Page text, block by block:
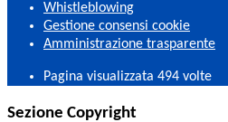
Whistleblowing
Gestione consensi cookie
Amministrazione trasparente
Pagina visualizzata 494 volte
Sezione Copyright